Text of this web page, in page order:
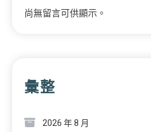
尚無留言可供顯示。
彙整
2026 年 8 月